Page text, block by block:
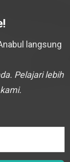
langsung
Pelajari lebih